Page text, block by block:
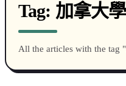
Tag: 加拿大
All the articles with the tag